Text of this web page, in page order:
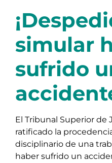
simular
sufrido
El Tribunal Superior de
ratificado la
disciplinario de una
haber sufrido un